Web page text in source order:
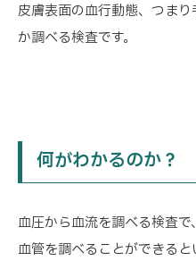
皮膚表面の血行動態、つま
か調べる検査です。
何がわかるのか？
血圧から血流を調べる検査
血管を調べることができる